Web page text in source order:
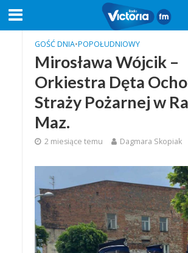
GOŚĆ DNIA•POPOŁUDNIOWY
Mirosława Wójcik –
Orkiestra Dęta
Straży Pożarnej w
Maz.
2 miesiące temu Dagmara Skopiak